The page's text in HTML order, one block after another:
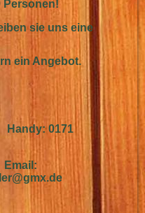
Personen!
sie uns eine
ein Angebot.